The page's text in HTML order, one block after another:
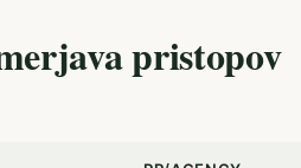
pristopov